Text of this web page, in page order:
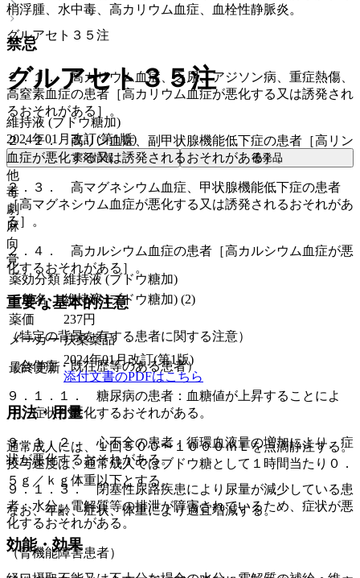
梢浮腫、水中毒、高カリウム血症、血栓性静脈炎。
禁忌
２．１． 高カリウム血症、乏尿、アジソン病、重症熱傷、
高窒素血症の患者［高カリウム血症が悪化する又は誘発され
るおそれがある］。
２．２． 高リン血症、副甲状腺機能低下症の患者［高リン
血症が悪化する又は誘発されるおそれがある］。
２．３． 高マグネシウム血症、甲状腺機能低下症の患者
［高マグネシウム血症が悪化する又は誘発されるおそれがあ
る］。
２．４． 高カルシウム血症の患者［高カルシウム血症が悪
化するおそれがある］。
重要な基本的注意
（特定の背景を有する患者に関する注意）
（合併症・既往歴等のある患者）
９．１．１． 糖尿病の患者：血糖値が上昇することによ
り、症状が悪化するおそれがある。
９．１．２． 心不全の患者：循環血液量の増加により、症
状が悪化するおそれがある。
９．１．３． 閉塞性尿路疾患により尿量が減少している患
者：水分、電解質等の排泄が障害されているため、症状が悪
化するおそれがある。
（腎機能障害患者）
グルアセト３５注
グルアセト３５注
維持液 (ブドウ糖加)
2024年01月改訂(第1版)
薬剤情報 後発品
他
毒
劇
麻
向
覚
薬効分類 維持液 (ブドウ糖加)
一般名
維持液 (ブドウ糖加) (2)
薬価
237円
メーカー 扶桑薬品
最終更新
2024年01月改訂(第1版)
添付文書のPDFはこちら
用法・用量
通常成人には、１回５００〜１０００ｍＬを点滴静注する。
投与速度は、通常成人ではブドウ糖として１時間当たり０．
５ｇ／ｋｇ体重以下とする。
なお、年齢、症状、体重により適宜増減する。
効能・効果